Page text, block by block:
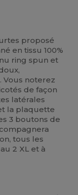
proposé
en tissu 100%
ring spun et
noterez
de façon
latérales
la plaquette
3 boutons de
tous les
2 XL et à